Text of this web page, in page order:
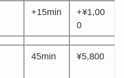
+15min
+¥1,00
0
45min ¥5,800